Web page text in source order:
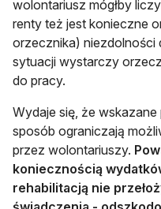
wolontariusz mógłby
renty też jest konieczne
orzecznika) niezdolności
sytuacji wystarczy
do pracy.
Wydaje się, że
sposób ograniczają
przez wolontariuszy.
koniecznością
rehabilitacją nie